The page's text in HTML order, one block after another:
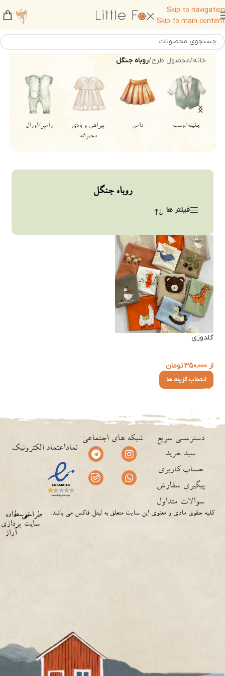
Skip to navigation
Skip to main content
خانه/محصول طرح/روباه جنگل
جلیقه/وست دامن
پیراهن و بادی
دخترانه
رامپر/اورال
روباه جنگل
فیلتر ها
گلدوزی
از350,000تومان
انتخاب گزینه ها
دسترسـی سریع
سبد خرید
حساب کاربری
پیگیری سفارش
سوالات متداول
شبکه های اجتماعی
نماداعتماد الکترونیک
داده
پردازی
آراز
توسططراحی
سایت
کلیه حقوق مادی و معنوی این سایت متعلق به لیتل فاکس می باشد.